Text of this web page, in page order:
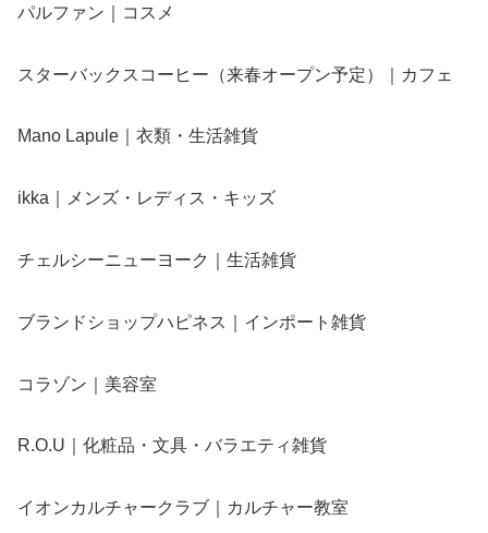
パルファン｜コスメ
スターバックスコーヒー（来春オープン予定）｜カフェ
Mano Lapule｜衣類・生活雑貨
ikka｜メンズ・レディス・キッズ
チェルシーニューヨーク｜生活雑貨
ブランドショップハピネス｜インポート雑貨
コラゾン｜美容室
R.O.U｜化粧品・文具・バラエティ雑貨
イオンカルチャークラブ｜カルチャー教室